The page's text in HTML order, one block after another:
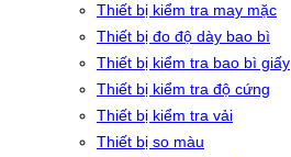
Thiết bị kiểm tra may mặc
Thiết bị đo độ dày bao bì
Thiết bị kiểm tra bao bì giấy
Thiết bị kiểm tra độ cứng
Thiết bị kiểm tra vải
Thiết bị so màu